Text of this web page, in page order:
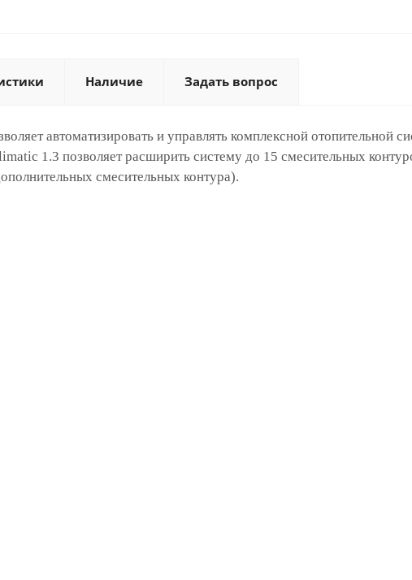
Наличие Задать вопрос
автоматизировать и управлять комплексной отопительной
1.3 позволяет расширить систему до 15 смесительных
смесительных контура).